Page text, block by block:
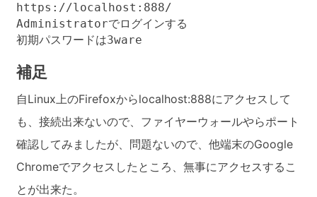
https://localhost:888/
Administratorでログインする
補足
自Linux上のFirefoxからlocalhost:888にアクセスして
も、接続出来ないので、ファイヤーウォールやらポート
確認してみましたが、問題ないので、他端末のGoogle
Chromeでアクセスしたところ、無事にアクセスするこ
とが出来た。